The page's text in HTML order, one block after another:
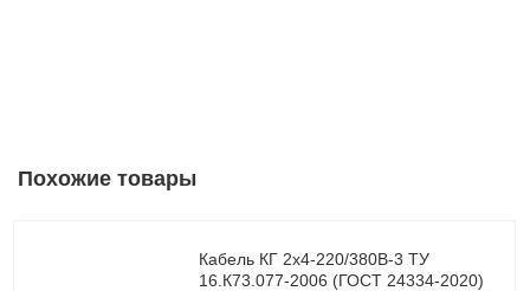
Похожие товары
Кабель КГ 2х4-220/380В-3 ТУ
16.К73.077-2006 (ГОСТ 24334-2020)